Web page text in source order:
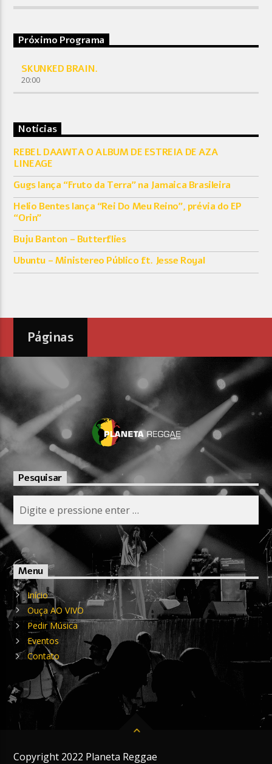
Próximo Programa
SKUNKED BRAIN.
20:00
Notícias
REBEL DAAWTA O ALBUM DE ESTREIA DE AZA
LINEAGE
Gugs lança “Fruto da Terra” na Jamaica Brasileira
Helio Bentes lança “Rei Do Meu Reino”, prévia do EP
“Orin”
Buju Banton – Butterflies
Ubuntu – Ministereo Público ft. Jesse Royal
Páginas
Pesquisar
Menu
Início
Ouça AO VIVO
Pedir Música
Eventos
Contato
Copyright 2022 Planeta Reggae